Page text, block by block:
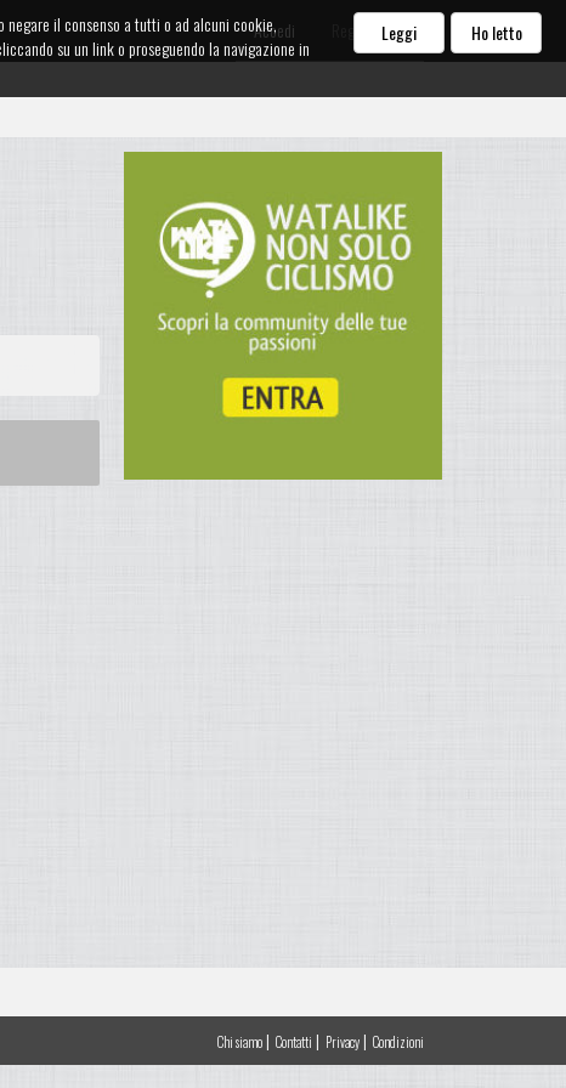
Accedi Registrati
Chi siamo | Contatti | Privacy | Condizioni
il consenso a tutti o ad alcuni cookie,
su un link o proseguendo la navigazione in
Leggi Ho letto